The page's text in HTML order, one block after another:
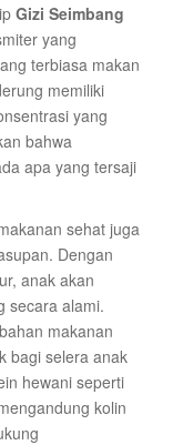
Gizi Seimbang
yang
terbiasa makan
memiliki
yang
bahwa
apa yang tersaji
sehat juga
Dengan
anak akan
secara alami.
makanan
bagi selera anak
hewani seperti
kolin